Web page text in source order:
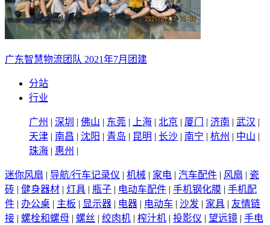
广东智慧物流团队 2021年7月团建
分站
行业
广州 | 深圳 | 佛山 | 东莞 | 上海 | 北京 | 厦门 | 济南 | 武汉 |
天津 | 南昌 | 沈阳 | 青岛 | 昆明 | 长沙 | 南宁 | 杭州 | 中山 |
珠海 | 惠州 |
迷你风扇 | 导航/行车记录仪 | 机械 | 家电 | 汽车配件 | 风扇 | 瓷
砖 | 健身器材 | 灯具 | 瓶子 | 电动车配件 | 手机钢化膜 | 手机配
件 | 办公桌 | 主板 | 显示器 | 电器 | 电动车 | 沙发 | 家具 | 友情链
接 | 螺栓和螺母 | 螺丝 | 绞肉机 | 榨汁机 | 投影仪 | 望远镜 | 手电